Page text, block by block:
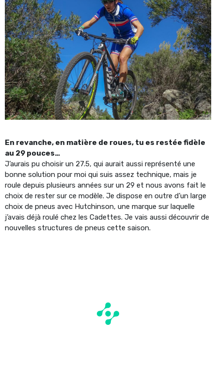
En revanche, en matière de roues, tu es restée fidèle
au 29 pouces…
J’aurais pu choisir un 27.5, qui aurait aussi représenté une
bonne solution pour moi qui suis assez technique, mais je
roule depuis plusieurs années sur un 29 et nous avons fait le
choix de rester sur ce modèle. Je dispose en outre d’un large
choix de pneus avec Hutchinson, une marque sur laquelle
j’avais déjà roulé chez les Cadettes. Je vais aussi découvrir de
nouvelles structures de pneus cette saison.